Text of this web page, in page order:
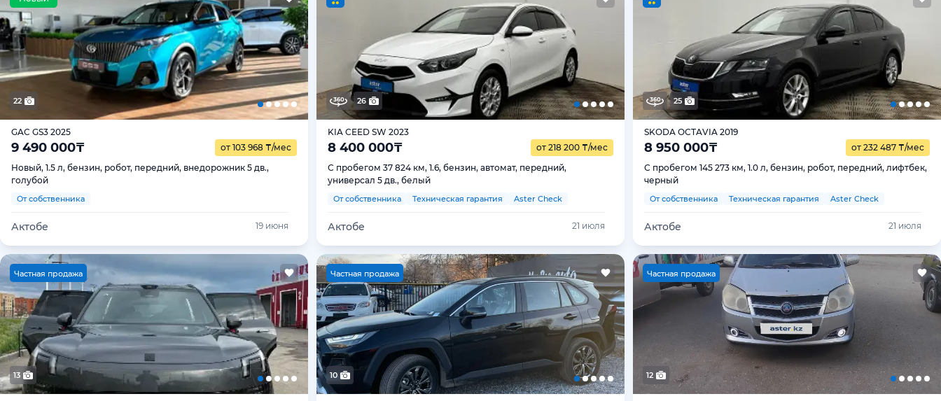
22
GAC GS3 2025
9 490 000₸ от 103 968 ₸/мес
Новый, 1.5 л, бензин, робот, передний, внедорожник 5 дв.,
голубой
От собственника
Актобе 19 июня
26
KIA CEED SW 2023
8 400 000₸ от 218 200 ₸/мес
С пробегом 37 824 км, 1.6, бензин, автомат, передний,
универсал 5 дв., белый
От собственника Техническая гарантия Aster Check
Актобе 21 июля
25
SKODA OCTAVIA 2019
8 950 000₸ от 232 487 ₸/мес
С пробегом 145 273 км, 1.0 л, бензин, робот, передний, лифтбек,
черный
От собственника Техническая гарантия Aster Check
Актобе 21 июля
Частная продажа
13
Частная продажа
10
Частная продажа
12